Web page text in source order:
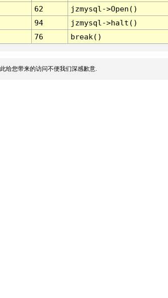
62
jzmysql->Open()
94
jzmysql->halt()
76 break()
给您带来的访问不便我们深感歉意.